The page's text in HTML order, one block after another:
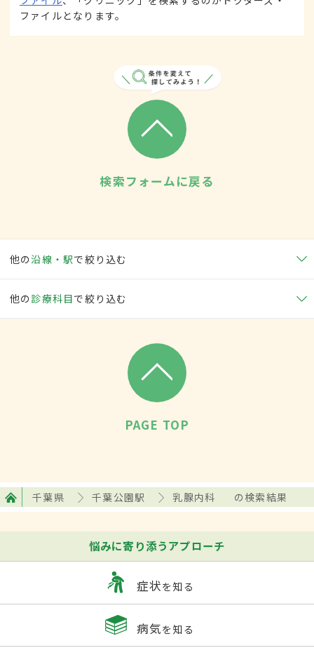
ファイルとなります。
検索フォームに戻る
他の沿線・駅で絞り込む
他の 診療科目で絞り込む
PAGE TOP
千葉県 千葉公園駅 乳腺内科 の検索結果
悩みに寄り添うアプローチ
症状を知る
病気を知る